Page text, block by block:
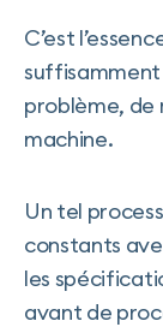
C’est
suffisamment
problème,
machine.
Un tel
constants
les
avant de